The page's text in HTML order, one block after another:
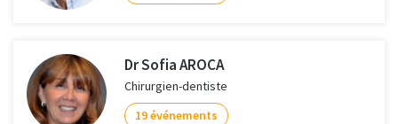
Dr Sofia AROCA
Chirurgien-dentiste
19 événements